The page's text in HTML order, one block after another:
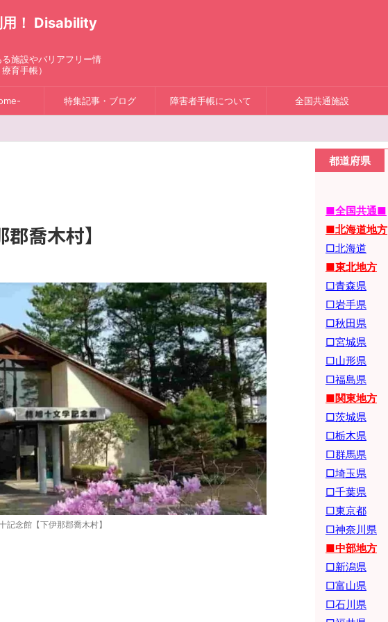
用！ Disability
施設やバリアフリー情
育手帳）
特集記事・ブログ 障害者手帳について 全国共通施設
喬木村】
記念館【下伊那郡喬木村】
都道府県
■全国共通■
■北海道地方
□北海道
■東北地方
□青森県
□岩手県
□秋田県
□宮城県
□山形県
□福島県
■関東地方
□茨城県
□栃木県
□群馬県
□埼玉県
□千葉県
□東京都
□神奈川県
■中部地方
□新潟県
□富山県
□石川県